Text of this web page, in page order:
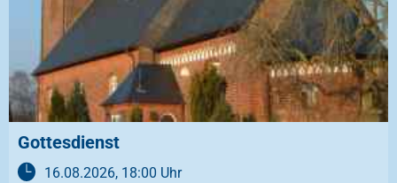
Gottesdienst
16.08.2026, 18:00 Uhr